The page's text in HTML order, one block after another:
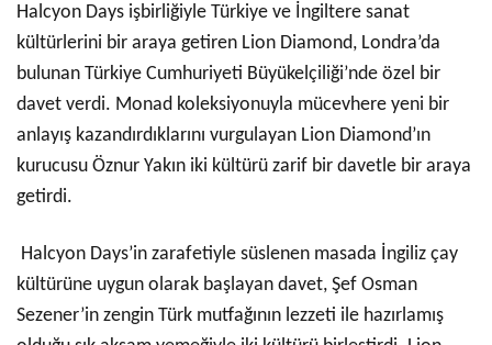
Halcyon Days işbirliğiyle Türkiye ve İngiltere sanat
kültürlerini bir araya getiren Lion Diamond, Londra’da
bulunan Türkiye Cumhuriyeti Büyükelçiliği’nde özel bir
davet verdi. Monad koleksiyonuyla mücevhere yeni bir
anlayış kazandırdıklarını vurgulayan Lion Diamond’ın
kurucusu Öznur Yakın iki kültürü zarif bir davetle bir araya
getirdi.
Halcyon Days’in zarafetiyle süslenen masada İngiliz çay
kültürüne uygun olarak başlayan davet, Şef Osman
Sezener’in zengin Türk mutfağının lezzeti ile hazırlamış